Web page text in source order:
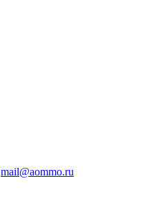
mail@aommo.ru